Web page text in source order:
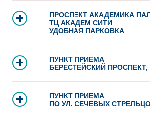
ПРОСПЕКТ АКАДЕМИКА
ТЦ АКАДЕМ СИТИ
УДОБНАЯ ПАРКОВКА
ПУНКТ ПРИЕМА
БЕРЕСТЕЙСКИЙ ПРОСПЕКТ,
ПУНКТ ПРИЕМА
ПО УЛ. СЕЧЕВЫХ